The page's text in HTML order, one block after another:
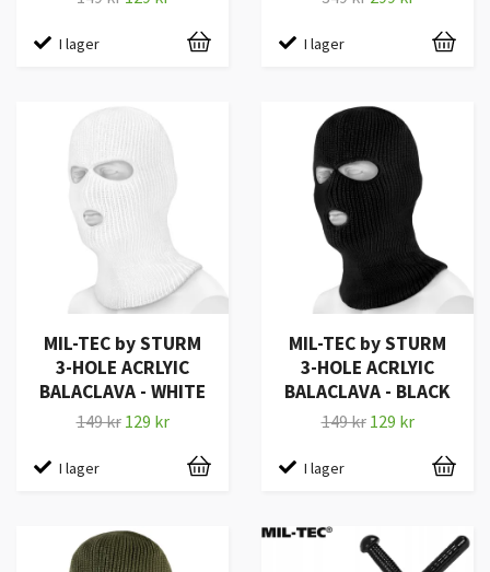
I lager I lager
MIL-TEC by STURM
3-HOLE ACRLYIC
BALACLAVA - WHITE
149 kr 129 kr
I lager
MIL-TEC by STURM
3-HOLE ACRLYIC
BALACLAVA - BLACK
149 kr 129 kr
I lager